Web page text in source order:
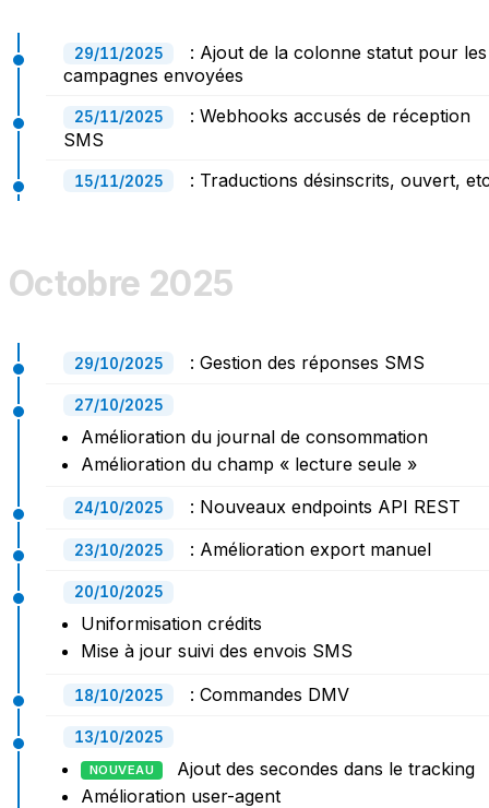
29/11/2025
: Ajout de la colonne statut pour les
campagnes envoyées
25/11/2025
: Webhooks accusés de réception
SMS
15/11/2025 : Traductions désinscrits, ouvert,
Octobre 2025
29/10/2025 : Gestion des réponses SMS
27/10/2025
Amélioration du journal de consommation
Amélioration du champ « lecture seule »
24/10/2025 : Nouveaux endpoints API REST
23/10/2025 : Amélioration export manuel
20/10/2025
Uniformisation crédits
Mise à jour suivi des envois SMS
18/10/2025 : Commandes DMV
13/10/2025
NOUVEAU
Ajout des secondes dans le tracking
Amélioration user-agent